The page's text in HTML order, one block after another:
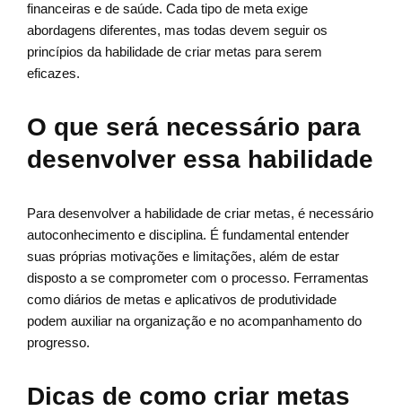
financeiras e de saúde. Cada tipo de meta exige
abordagens diferentes, mas todas devem seguir os
princípios da habilidade de criar metas para serem
eficazes.
O que será necessário para
desenvolver essa habilidade
Para desenvolver a habilidade de criar metas, é necessário
autoconhecimento e disciplina. É fundamental entender
suas próprias motivações e limitações, além de estar
disposto a se comprometer com o processo. Ferramentas
como diários de metas e aplicativos de produtividade
podem auxiliar na organização e no acompanhamento do
progresso.
Dicas de como criar metas